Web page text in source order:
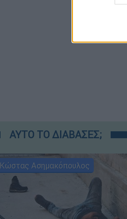
ΑΥΤΟ ΤΟ ΔΙΑΒΑΣΕΣ;
Κώστας Ασημακόπουλος